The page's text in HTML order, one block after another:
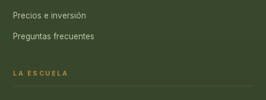
Precios e inversión
Preguntas frecuentes
LA ESCUELA